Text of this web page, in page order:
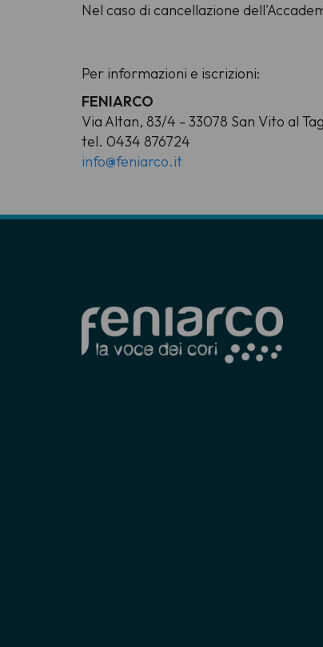
Nel caso di cancellazione
Per informazioni e iscrizioni:
FENIARCO
Via Altan, 83/4 - 33078 San Vito al
tel. 0434 876724
info@feniarco.it